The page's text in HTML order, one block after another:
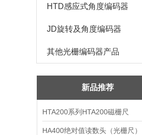
HTD感应式角度编码器
JD旋转及角度编码器
其他光栅编码器产品
新品推荐
HTA200系列HTA200磁栅尺
HA400绝对值读数头（光栅尺）